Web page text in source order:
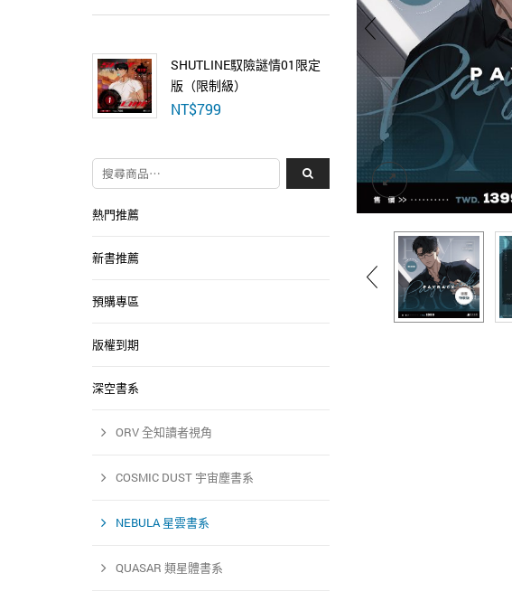
SHUTLINE馭險謎情01限定
版（限制級）
NT$799
搜尋關鍵字:
熱門推薦
新書推薦
預購專區
版權到期
深空書系
ORV 全知讀者視角
COSMIC DUST 宇宙塵書系
NEBULA 星雲書系
QUASAR 類星體書系